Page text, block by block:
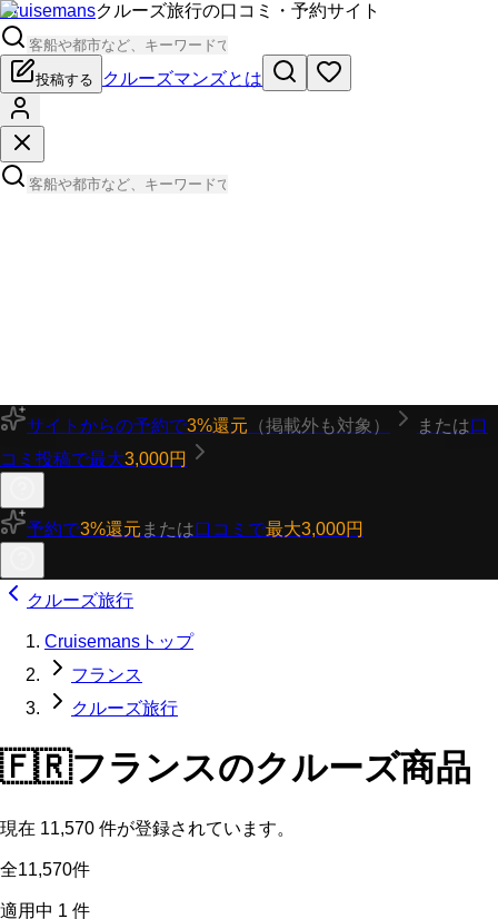
Cruisemansクルーズ旅行の口コミ・予約サイト
投稿する クルーズマンズとは
サイトからの予約で3%還元 （掲載外も対象） または口
コミ投稿で最大3,000円
予約で3%還元 または口コミで最大3,000円
クルーズ旅行
Cruisemansトップ
フランス
クルーズ旅行
🇫🇷フランスのクルーズ商品
現在 11,570 件が登録されています。
全11,570件
適用中 1 件